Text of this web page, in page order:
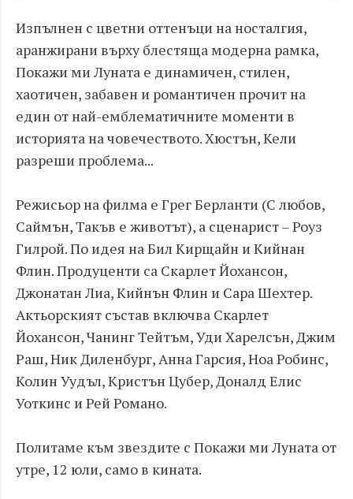
Изпълнен с цветни оттенъци на носталгия,
аранжирани върху блестяща модерна рамка,
Покажи ми Луната е динамичен, стилен,
хаотичен, забавен и романтичен прочит на
един от най-емблематичните моменти в
историята на човечеството. Хюстън, Кели
разреши проблема...
Режисьор на филма е Грег Берланти (С любов,
Саймън, Такъв е животът), а сценарист – Роуз
Гилрой. По идея на Бил Кирщайн и Кийнан
Флин. Продуценти са Скарлет Йохансон,
Джонатан Лиа, Кийнън Флин и Сара Шехтер.
Актьорският състав включва Скарлет
Йохансон, Чанинг Тейтъм, Уди Харелсън, Джим
Раш, Ник Диленбург, Анна Гарсия, Ноа Робинс,
Колин Уудъл, Кристън Цубер, Доналд Елис
Уоткинс и Рей Романо.
Политаме към звездите с Покажи ми Луната от
утре, 12 юли, само в кината.